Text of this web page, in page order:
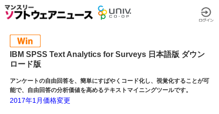
IBM SPSS Text Analytics for Surveys 日本語版 ダウン
ロード版
アンケートの自由回答を、簡単にすばやくコード化し、視覚化することが可
能で、自由回答の分析価値を高めるテキストマイニングツールです。
2017年1月価格変更